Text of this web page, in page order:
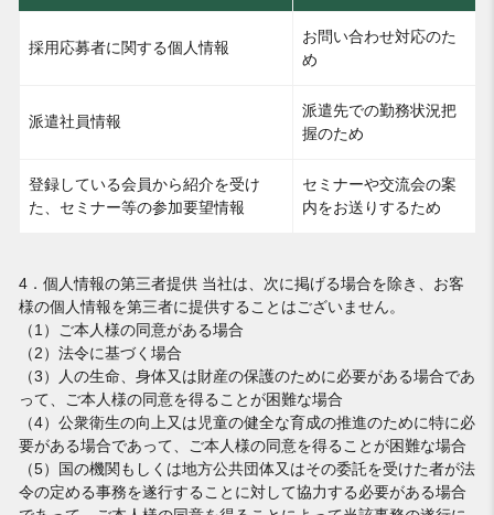
採用応募者に関する個人情報
お問い合わせ対応のた
め
派遣社員情報
派遣先での勤務状況把
握のため
登録している会員から紹介を受け
た、セミナー等の参加要望情報
セミナーや交流会の案
内をお送りするため
4．個人情報の第三者提供 当社は、次に掲げる場合を除き、お客
様の個人情報を第三者に提供することはございません。
（1）ご本人様の同意がある場合
（2）法令に基づく場合
（3）人の生命、身体又は財産の保護のために必要がある場合であ
って、ご本人様の同意を得ることが困難な場合
（4）公衆衛生の向上又は児童の健全な育成の推進のために特に必
要がある場合であって、ご本人様の同意を得ることが困難な場合
（5）国の機関もしくは地方公共団体又はその委託を受けた者が法
令の定める事務を遂行することに対して協力する必要がある場合